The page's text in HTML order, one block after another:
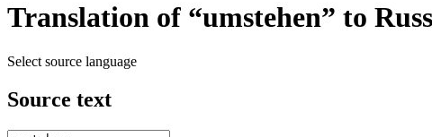
Translation of “umstehen” to
Select source language
Source text